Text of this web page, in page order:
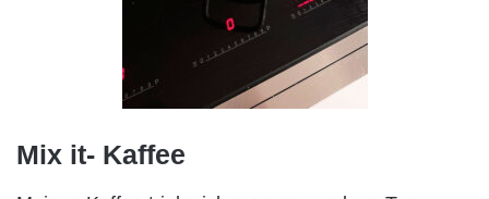
Mix it- Kaffee